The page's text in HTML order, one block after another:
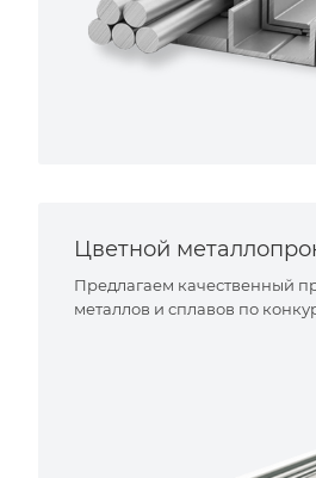
Цветной
Предлагаем качественный
металлов и сплавов по